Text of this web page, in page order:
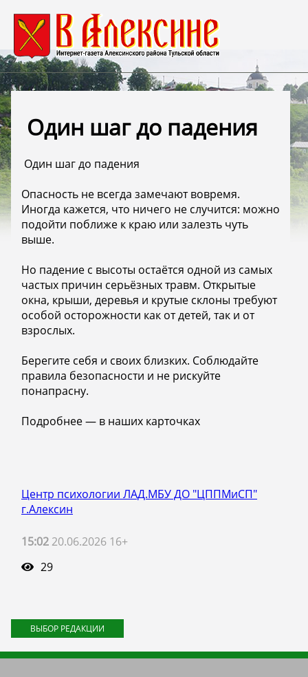
️ Один шаг до падения
️ Один шаг до падения
Опасность не всегда замечают вовремя.
Иногда кажется, что ничего не случится: можно
подойти поближе к краю или залезть чуть
выше.
Но падение с высоты остаётся одной из самых
частых причин серьёзных травм. Открытые
окна, крыши, деревья и крутые склоны требуют
особой осторожности как от детей, так и от
взрослых.
Берегите себя и своих близких. Соблюдайте
правила безопасности и не рискуйте
понапрасну.
Подробнее — в наших карточках
Центр психологии ЛАД.МБУ ДО "ЦППМиСП"
г.Алексин
15:02 20.06.2026 16+
29
ВЫБОР РЕДАКЦИИ